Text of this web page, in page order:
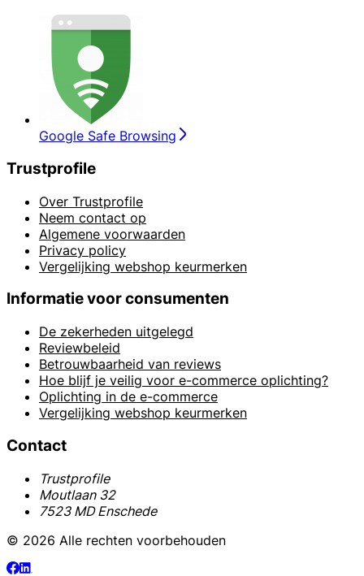
Google Safe Browsing
Trustprofile
Over Trustprofile
Neem contact op
Algemene voorwaarden
Privacy policy
Vergelijking webshop keurmerken
Informatie voor consumenten
De zekerheden uitgelegd
Reviewbeleid
Betrouwbaarheid van reviews
Hoe blijf je veilig voor e-commerce oplichting?
Oplichting in de e-commerce
Vergelijking webshop keurmerken
Contact
Trustprofile
Moutlaan 32
7523 MD Enschede
© 2026 Alle rechten voorbehouden